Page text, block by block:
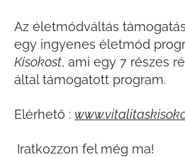
Az életmódváltás
egy ingyenes életmód
Kisokost, ami egy 7 részes
által támogatott program.
Elérhető :
Iratkozzon fel még ma!